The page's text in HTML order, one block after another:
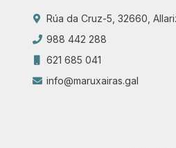
Rúa da Cruz-5, 32660,
988 442 288
621 685 041
info@maruxairas.gal